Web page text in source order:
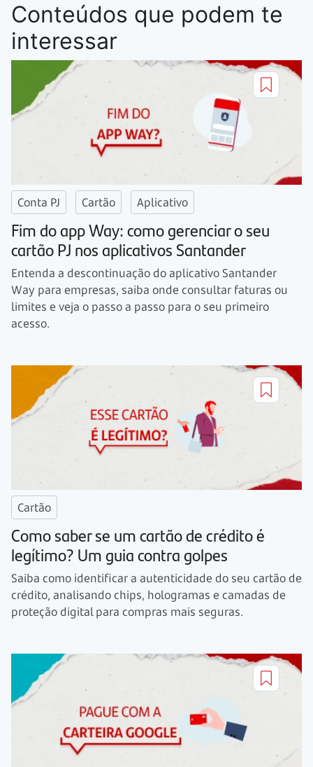
Conteúdos que podem te
interessar
Conta PJ Cartão Aplicativo
Fim do app Way: como gerenciar o seu
cartão PJ nos aplicativos Santander
Entenda a descontinuação do aplicativo Santander
Way para empresas, saiba onde consultar faturas ou
limites e veja o passo a passo para o seu primeiro
acesso.
Cartão
Como saber se um cartão de crédito é
legítimo? Um guia contra golpes
Saiba como identificar a autenticidade do seu cartão de
crédito, analisando chips, hologramas e camadas de
proteção digital para compras mais seguras.